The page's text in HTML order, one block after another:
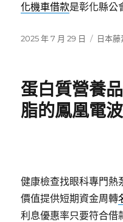
化機車借款是彰化縣公
發
2025 年 7 月 29 日
分
日本藤
蛋白質營養
脂的鳳凰電
健康檢查找眼科專門
價值提供短期資金周轉
利息優惠率只要符合借